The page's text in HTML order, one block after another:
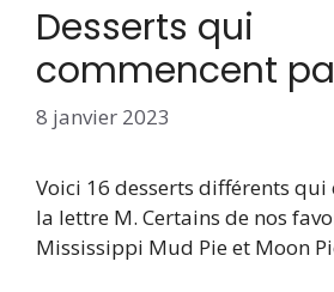
Desserts qui
commencent
8 janvier 2023
Voici 16 desserts différents
la lettre M. Certains de nos
Mississippi Mud Pie et Moon